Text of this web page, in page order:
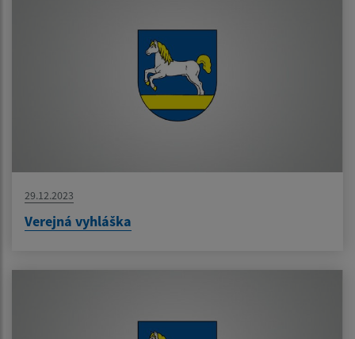
29.12.2023
Verejná vyhláška